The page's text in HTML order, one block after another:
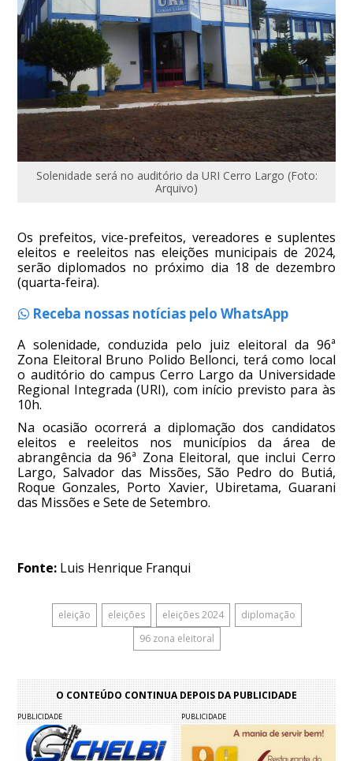
Solenidade será no auditório da URI Cerro Largo (Foto:
Arquivo)
Os prefeitos, vice-prefeitos, vereadores e suplentes
eleitos e reeleitos nas eleições municipais de 2024,
serão diplomados no próximo dia 18 de dezembro
(quarta-feira).
Receba nossas notícias pelo WhatsApp
A solenidade, conduzida pelo juiz eleitoral da 96ª
Zona Eleitoral Bruno Polido Bellonci, terá como local
o auditório do campus Cerro Largo da Universidade
Regional Integrada (URI), com início previsto para às
10h.
Na ocasião ocorrerá a diplomação dos candidatos
eleitos e reeleitos nos municípios da área de
abrangência da 96ª Zona Eleitoral, que inclui Cerro
Largo, Salvador das Missões, São Pedro do Butiá,
Roque Gonzales, Porto Xavier, Ubiretama, Guarani
das Missões e Sete de Setembro.
Fonte: Luis Henrique Franqui
eleição eleições eleições 2024
diplomação
96 zona eleitoral
O CONTEÚDO CONTINUA DEPOIS DA PUBLICIDADE
PUBLICIDADE PUBLICIDADE